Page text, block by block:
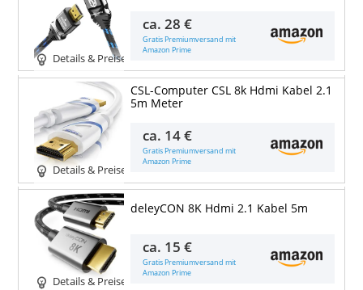
Details & Preise
ca.28 €
Gratis Premiumversand mit
Amazon Prime
Details & Preise
CSL-Computer CSL 8k Hdmi Kabel 2.1
5m Meter
ca. 14 €
Gratis Premiumversand mit
Amazon Prime
Details & Preise
deleyCON 8K Hdmi 2.1 Kabel 5m
ca. 15 €
Gratis Premiumversand mit
Amazon Prime